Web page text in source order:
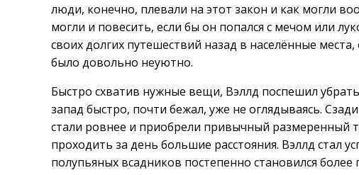
люди, конечно, плевали на этот закон и как могли
могли и повесить, если бы он попался с мечом или
своих долгих путешествий назад в населённые
было довольно неуютно.
Быстро схватив нужные вещи, Вэллд поспешил
запад быстро, почти бежал, уже не оглядываясь.
стали ровнее и приобрели привычный размеренный
проходить за день большие расстояния. Вэллд стал
полупьяных всадников постепенно становился более